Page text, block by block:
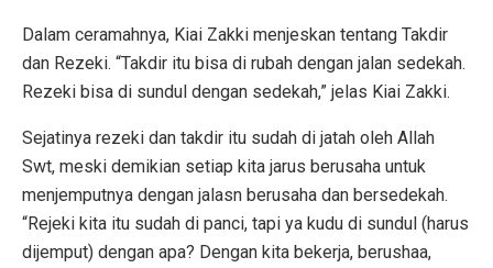
Dalam ceramahnya, Kiai Zakki menjeskan tentang Takdir
dan Rezeki. “Takdir itu bisa di rubah dengan jalan sedekah.
Rezeki bisa di sundul dengan sedekah,” jelas Kiai Zakki.
Sejatinya rezeki dan takdir itu sudah di jatah oleh Allah
Swt, meski demikian setiap kita jarus berusaha untuk
menjemputnya dengan jalasn berusaha dan bersedekah.
“Rejeki kita itu sudah di panci, tapi ya kudu di sundul (harus
dijemput) dengan apa? Dengan kita bekerja, berushaa,